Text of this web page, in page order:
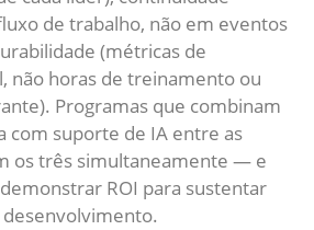
de trabalho, não em eventos
(métricas de
não horas de treinamento ou
Programas que combinam
com suporte de IA entre as
os três simultaneamente — e
ROI para sustentar